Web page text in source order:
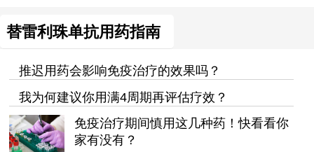
替雷利珠单抗用药指南
推迟用药会影响免疫治疗的效果吗？
我为何建议你用满4周期再评估疗效？
免疫治疗期间慎用这几种药！快看看你
家有没有？